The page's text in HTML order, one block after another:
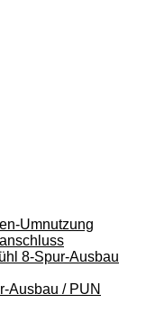
Umnutzung
8-Spur-Ausbau
Ausbau / PUN